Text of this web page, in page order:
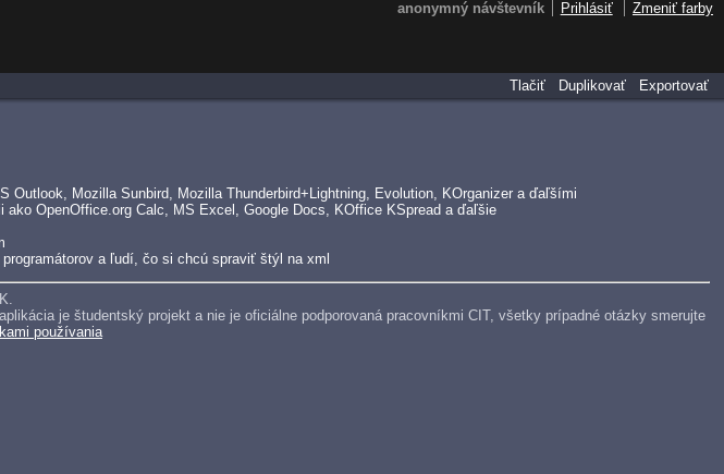
Mozilla Sunbird, Mozilla Thunderbird+Lightning, Evolution, KOrganizer a ďaľšími
OpenOffice.org Calc, MS Excel, Google Docs, KOffice KSpread a ďaľšie
a ľudí, čo si chcú spraviť štýl na xml
aplikácia je študentský projekt a nie je oficiálne podporovaná pracovníkmi CIT, všetky prípadné otázky smerujte
používania
Tlačiť
Duplikovať Exportovať
anonymný návštevník Prihlásiť Zmeniť farby